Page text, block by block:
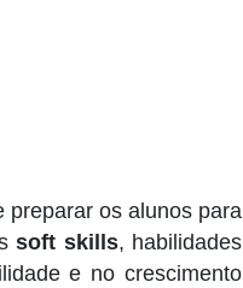
preparar os alunos para
soft skills, habilidades
e no crescimento